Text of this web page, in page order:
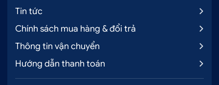
Tin tức
Chính sách mua hàng & đổi trả
Thông tin vận chuyển
Hướng dẫn thanh toán